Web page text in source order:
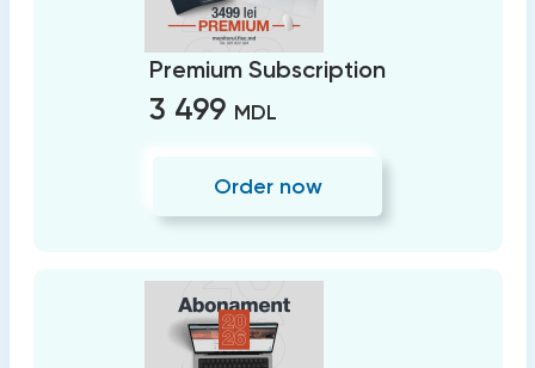
Premium Subscription
3 499 MDL
Order now